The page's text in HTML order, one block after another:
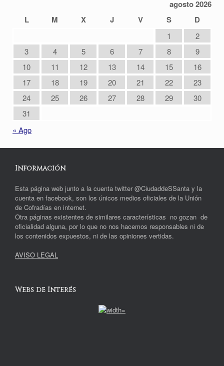
agosto 2026
L
M X J V S D
1
2
3
4 5 6 7 8
9
10
11 12 13 14 15
16
17
18 19 20 21 22
23
24
25 26 27 28 29
30
31
« Ago
Información
Esta página web junto a la cuenta twitter @CiudaddeSSanta y la
cuenta en facebook, son los únicos medios oficiales de la Unión
de Cofradías en internet.
Otra páginas existentes de similares características no gozan de
oficialidad alguna, por lo que no nos hacemos responsables ni de
los contenidos expuestos, ni de las opiniones vertidas.
AVISO LEGAL
Webs de Interés